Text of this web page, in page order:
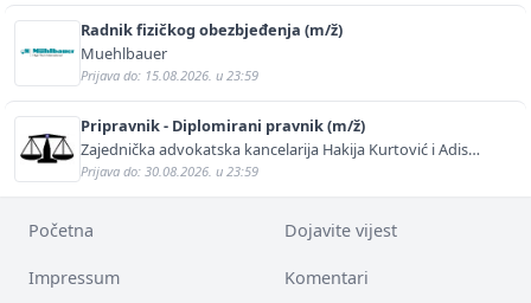
Radnik fizičkog obezbjeđenja (m/ž)
Muehlbauer
Prijava do: 15.08.2026. u 23:59
Pripravnik - Diplomirani pravnik (m/ž)
Zajednička advokatska kancelarija Hakija Kurtović i Adis
Kurtović
Prijava do: 30.08.2026. u 23:59
Početna Dojavite vijest
Impressum Komentari